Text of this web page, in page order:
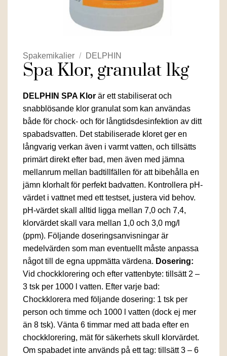
Spakemikalier / DELPHIN
Spa Klor, granulat 1kg
DELPHIN SPA Klor är ett stabiliserat och
snabblösande klor granulat som kan användas
både för chock- och för långtidsdesinfektion av ditt
spabadsvatten. Det stabiliserade kloret ger en
långvarig verkan även i varmt vatten, och tillsätts
primärt direkt efter bad, men även med jämna
mellanrum mellan badtillfällen för att bibehålla en
jämn klorhalt för perfekt badvatten. Kontrollera pH-
värdet i vattnet med ett testset, justera vid behov.
pH-värdet skall alltid ligga mellan 7,0 och 7,4,
klorvärdet skall vara mellan 1,0 och 3,0 mg/l
(ppm). Följande doseringsanvisningar är
medelvärden som man eventuellt måste anpassa
något till de egna uppmätta värdena. Dosering:
Vid chockklorering och efter vattenbyte: tillsätt 2 –
3 tsk per 1000 l vatten. Efter varje bad:
Chockklorera med följande dosering: 1 tsk per
person och timme och 1000 l vatten (dock ej mer
än 8 tsk). Vänta 6 timmar med att bada efter en
chockklorering, mät för säkerhets skull klorvärdet.
Om spabadet inte används på ett tag: tillsätt 3 – 6